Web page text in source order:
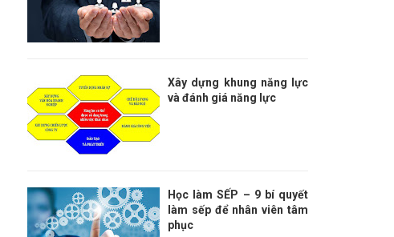
Xây dựng khung năng lực
và đánh giá năng lực
Học làm SẾP – 9 bí quyết
làm sếp để nhân viên tâm
phục